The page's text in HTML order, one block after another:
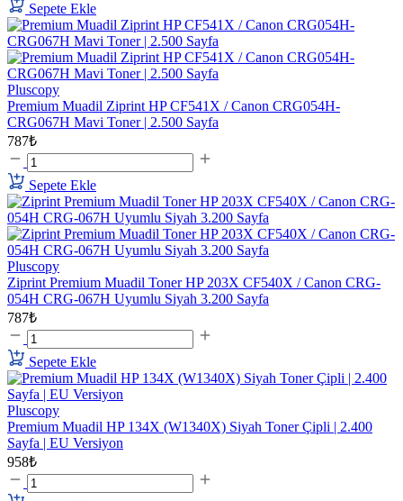
Sepete Ekle
Pluscopy
Premium Muadil Ziprint HP CF541X / Canon CRG054H-
CRG067H Mavi Toner | 2.500 Sayfa
787₺
Sepete Ekle
Pluscopy
Ziprint Premium Muadil Toner HP 203X CF540X / Canon CRG-
054H CRG-067H Uyumlu Siyah 3.200 Sayfa
787₺
Sepete Ekle
Pluscopy
Premium Muadil HP 134X (W1340X) Siyah Toner Çipli | 2.400
Sayfa | EU Versiyon
958₺